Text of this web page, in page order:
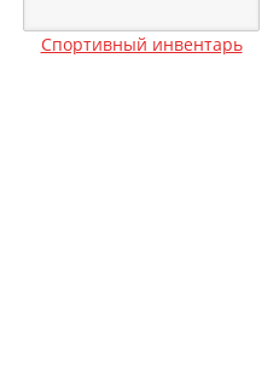
Спортивный инвентарь